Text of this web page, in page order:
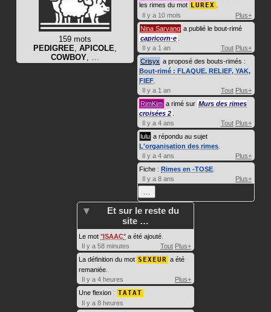
159 mots
PEDIGREE, APICOLE,
COWBOY, …
les rimes du mot LUREX .
Il y a 10 mois
Plus+
Nina Sarvang a publié le bout-rimé
capricorn·e .
Il y a 1 an
Tout Plus+
Crisyx a proposé des bouts-rimés :
Bout-rimé : FLAQUE, RELIEF, YAK,
FIEF.
Il y a 1 an
Tout Plus+
RimKim a rimé sur Murs des rimes
croisées 2 .
Il y a 4 ans
Tout Plus+
lulu a répondu au sujet
L'organisation des rimes.
Il y a 4 ans
Plus+
Fiche : Rimes en -TOSE.
Il y a 8 ans
Plus+
…
Et sur le reste du
site …
Le mot ISAAC a été ajouté.
Il y a 58 minutes
Tout Plus+
La définition du mot SEXEUR a été
remaniée.
Il y a 4 heures
Plus+
Une flexion : TATAT
Il y a 8 heures